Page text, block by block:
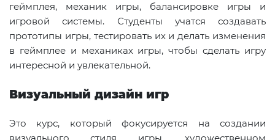
геймплея, механик игры, балансировке игры и
игровой системы. Студенты учатся создавать
прототипы игры, тестировать их и делать изменения
в геймплее и механиках игры, чтобы сделать игру
интересной и увлекательной.
Визуальный дизайн игр
Это курс, который фокусируется на создании